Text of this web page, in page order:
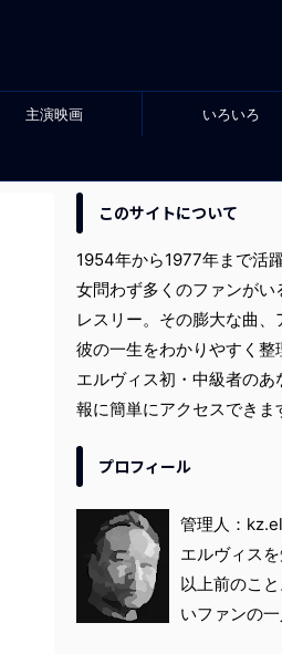
主演映画 いろいろ
このサイトについて
1954年から1977年まで活
女問わず多くのファンがい
レスリー。その膨大な曲
彼の一生をわかりやすく整
エルヴィス初・中級者の
報に簡単にアクセスできま
プロフィール
管理人：
エルヴィス
以上前のこ
いファンの一